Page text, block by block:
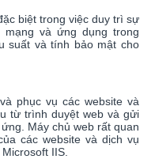
biệt trong việc duy trì sự
và ứng dụng trong
suất và tính bảo mật cho
phục vụ các website và
từ trình duyệt web và gửi
Máy chủ web rất quan
các website và dịch vụ
IIS.